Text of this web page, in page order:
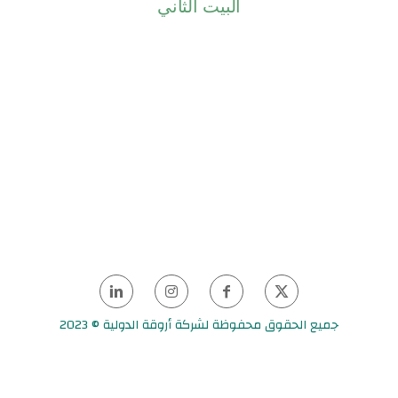
جميع الحقوق محفوظة لشركة أروقة الدولية © 2023